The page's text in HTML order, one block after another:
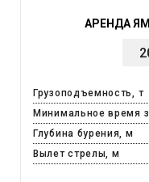
АРЕНДА
Грузоподъемность, т
Минимальное время
Глубина бурения, м
Вылет стрелы, м